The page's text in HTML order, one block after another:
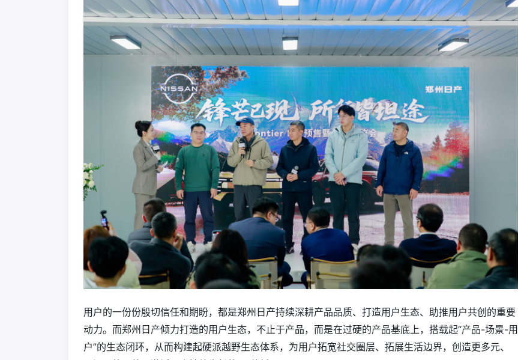
用户的一份份殷切信任和期盼，都是郑州日产持续深耕产品品质、打造用户生态、助推用户共创的重要
动力。而郑州日产倾力打造的用户生态，不止于产品，而是在过硬的产品基底上，搭载起“产品-场景-用
户”的生态闭环，从而构建起硬派越野生态体系，为用户拓宽社交圈层、拓展生活边界，创造更多元、